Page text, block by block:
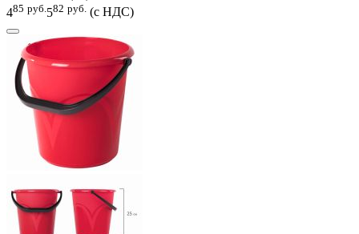
485 руб. 582 руб. (с НДС)